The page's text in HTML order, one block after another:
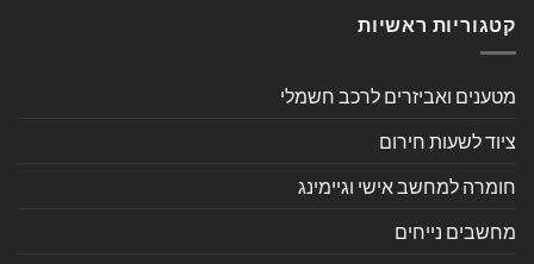
קטגוריות ראשיות
מטענים ואביזרים לרכב חשמלי
ציוד לשעות חירום
חומרה למחשב אישי וגיימינג
מחשבים נייחים